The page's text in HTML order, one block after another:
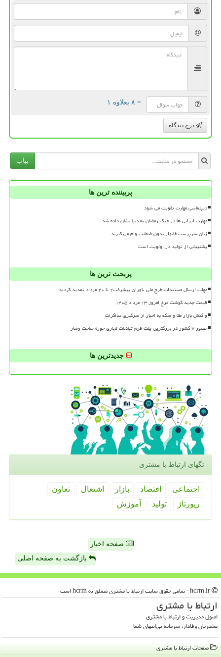
= ۸ بعلاوه ۱
درج دیدگاه
بیاب
پربیننده ترین ها
دیپلماسی مهارت تقویت می شود
مهارت ایرانی ها در جنگ رمضان به دنیا نشان داده شد
زنان سرپرست خانوار بدون ضمانت وام می گیرند
پشتیبانی از تولید در اولویت است
پربحث ترین ها
مهلت ارسال مستندات طرح ملی یاوران پیشرفت۲ تا ۲۰ مرداد تمدید گردید
قیمت جدید گوشت مرغ امروز ۱۳ مرداد ۱۴۰۵
واکنش بازار طلا و سکه به اخبار از سرگیری مذاکرات
حضور ۷ کشور در بزرگترین پلت فرم تبادلات تجاری حوزه ساخت وساز
جدیدترین ها
تگهای ارتباط با مشتری
اجتماعی اقتصاد بازار اشتغال
تعاون
رپورتاژ
تولید آموزش
صفحه اخبار
بازگشت به صفحه اصلی
ارتباط با مشتری
اصول مدیریت و ارتباط با مشتری
مشتریان وفادار، سرمایه بی‌انتهای شما
صفحات ارتباط با مشتری